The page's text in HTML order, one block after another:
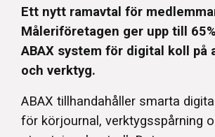
Ett nytt ramavtal för
Måleriföretagen ger upp till
ABAX system för digital koll på
och verktyg.
ABAX tillhandahåller smarta
för körjournal, verktygsspårning